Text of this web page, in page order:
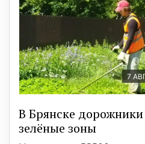
7
В Брянске
зелёные зоны